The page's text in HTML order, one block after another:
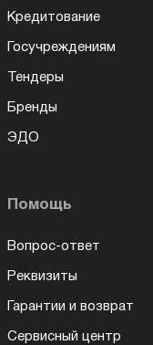
Кредитование
Госучреждениям
Тендеры
Бренды
ЭДО
Помощь
Вопрос-ответ
Реквизиты
Гарантии и возврат
Сервисный центр